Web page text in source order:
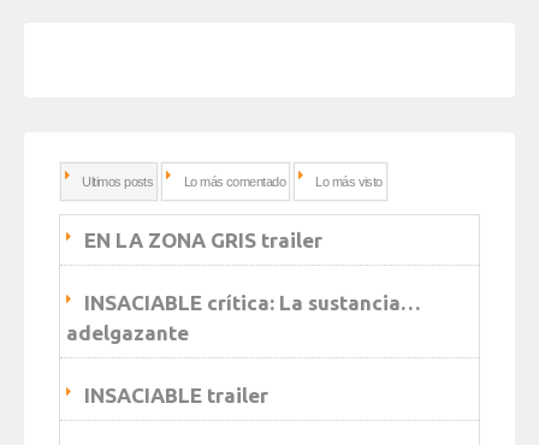
Ultimos posts Lo más comentado Lo más visto
EN LA ZONA GRIS trailer
INSACIABLE crítica: La sustancia…
adelgazante
INSACIABLE trailer